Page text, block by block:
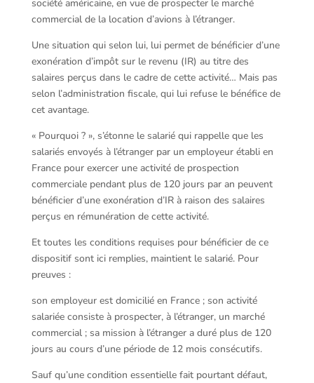
société américaine, en vue de prospecter le marché
commercial de la location d’avions à l’étranger.
Une situation qui selon lui, lui permet de bénéficier d’une
exonération d’impôt sur le revenu (IR) au titre des
salaires perçus dans le cadre de cette activité… Mais pas
selon l’administration fiscale, qui lui refuse le bénéfice de
cet avantage.
« Pourquoi ? », s’étonne le salarié qui rappelle que les
salariés envoyés à l’étranger par un employeur établi en
France pour exercer une activité de prospection
commerciale pendant plus de 120 jours par an peuvent
bénéficier d’une exonération d’IR à raison des salaires
perçus en rémunération de cette activité.
Et toutes les conditions requises pour bénéficier de ce
dispositif sont ici remplies, maintient le salarié. Pour
preuves :
son employeur est domicilié en France ; son activité
salariée consiste à prospecter, à l’étranger, un marché
commercial ; sa mission à l’étranger a duré plus de 120
jours au cours d’une période de 12 mois consécutifs.
Sauf qu’une condition essentielle fait pourtant défaut,